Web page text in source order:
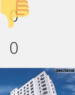
0
Палец
вниз!
0